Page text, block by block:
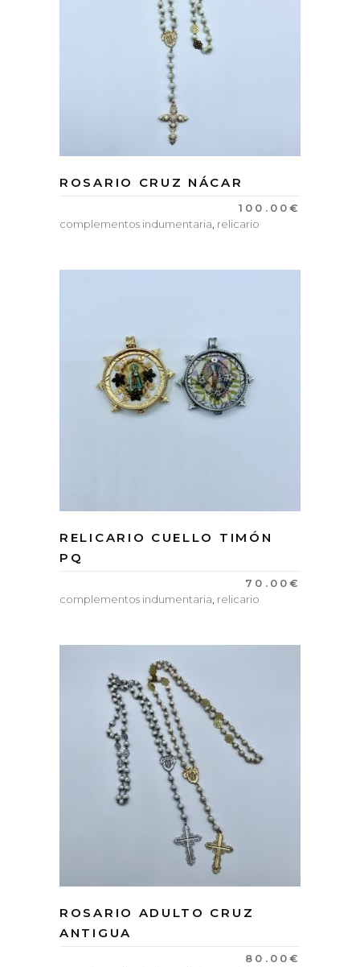
ROSARIO CRUZ NÁCAR
100.00€
complementos indumentaria, relicario
RELICARIO CUELLO TIMÓN
PQ
70.00€
complementos indumentaria, relicario
ROSARIO ADULTO CRUZ
ANTIGUA
80.00€